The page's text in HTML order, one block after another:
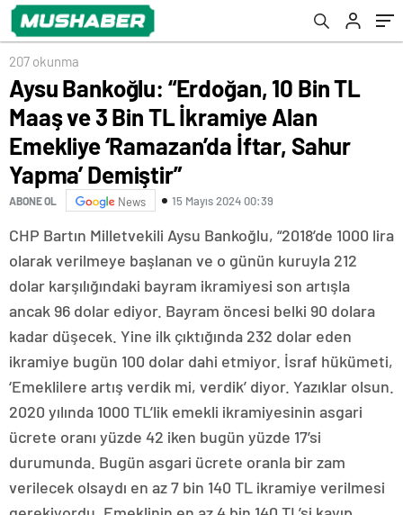
İftar, Sahur Yapma’ Demiştir”
207 okunma
Aysu Bankoğlu: “Erdoğan, 10 Bin TL
Maaş ve 3 Bin TL İkramiye Alan
Emekliye ‘Ramazan’da İftar, Sahur
Yapma’ Demiştir”
ABONE OL News 15 Mayıs 2024 00:39
CHP Bartın Milletvekili Aysu Bankoğlu, “2018’de 1000 lira
olarak verilmeye başlanan ve o günün kuruyla 212
dolar karşılığındaki bayram ikramiyesi son artışla
ancak 96 dolar ediyor. Bayram öncesi belki 90 dolara
kadar düşecek. Yine ilk çıktığında 232 dolar eden
ikramiye bugün 100 dolar dahi etmiyor. İsraf hükümeti,
‘Emeklilere artış verdik mi, verdik’ diyor. Yazıklar olsun.
2020 yılında 1000 TL’lik emekli ikramiyesinin asgari
ücrete oranı yüzde 42 iken bugün yüzde 17’si
durumunda. Bugün asgari ücrete oranla bir zam
verilecek olsaydı en az 7 bin 140 TL ikramiye verilmesi